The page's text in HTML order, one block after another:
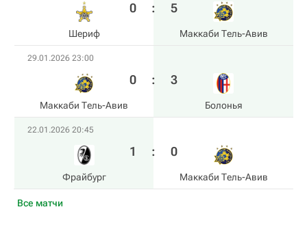
Все матчи
Шериф
0 : 5
Маккаби Тель-Авив
29.01.2026 23:00
Маккаби Тель-Авив
0 : 3
Болонья
22.01.2026 20:45
Фрайбург
1 : 0
Маккаби Тель-Авив